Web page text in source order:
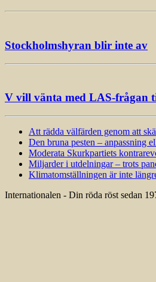
Stockholmshyran blir inte av
V vill vänta med LAS-frågan
Att rädda välfärden genom att
Den bruna pesten – anpassning
Moderata Skurkpartiets
Miljarder i utdelningar – trots
Klimatomställningen är inte
Internationalen - Din röda röst sedan